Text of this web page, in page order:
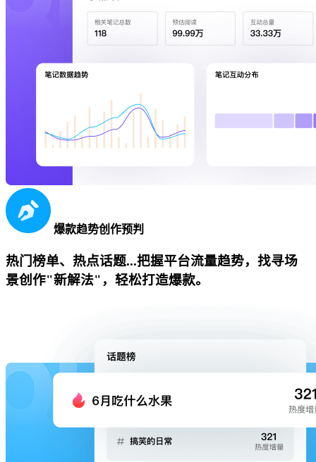
爆款趋势创作预判
热门榜单、热点话题...把握平台流量趋势，找寻场
景创作"新解法"，轻松打造爆款。